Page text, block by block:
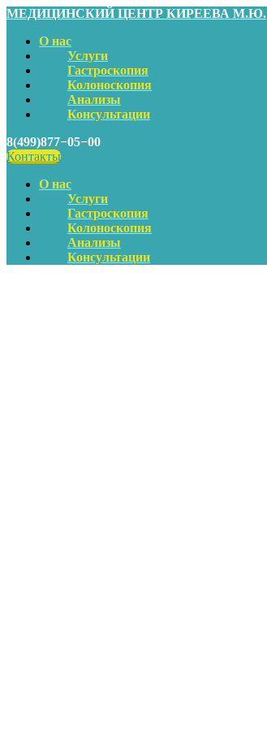
МЕДИЦИНСКИЙ ЦЕНТР КИРЕЕВА М.Ю.
О нас
Услуги
Гастроскопия
Колоноскопия
Анализы
Консультации
8(499)877−05−00
Контакты
О нас
Услуги
Гастроскопия
Колоноскопия
Анализы
Консультации